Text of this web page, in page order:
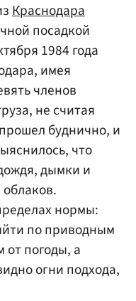
Краснодара
посадкой
1984 года
имея
членов
не считая
буднично, и
что
дымки и
нормы:
по приводным
погоды, а
огни подхода,